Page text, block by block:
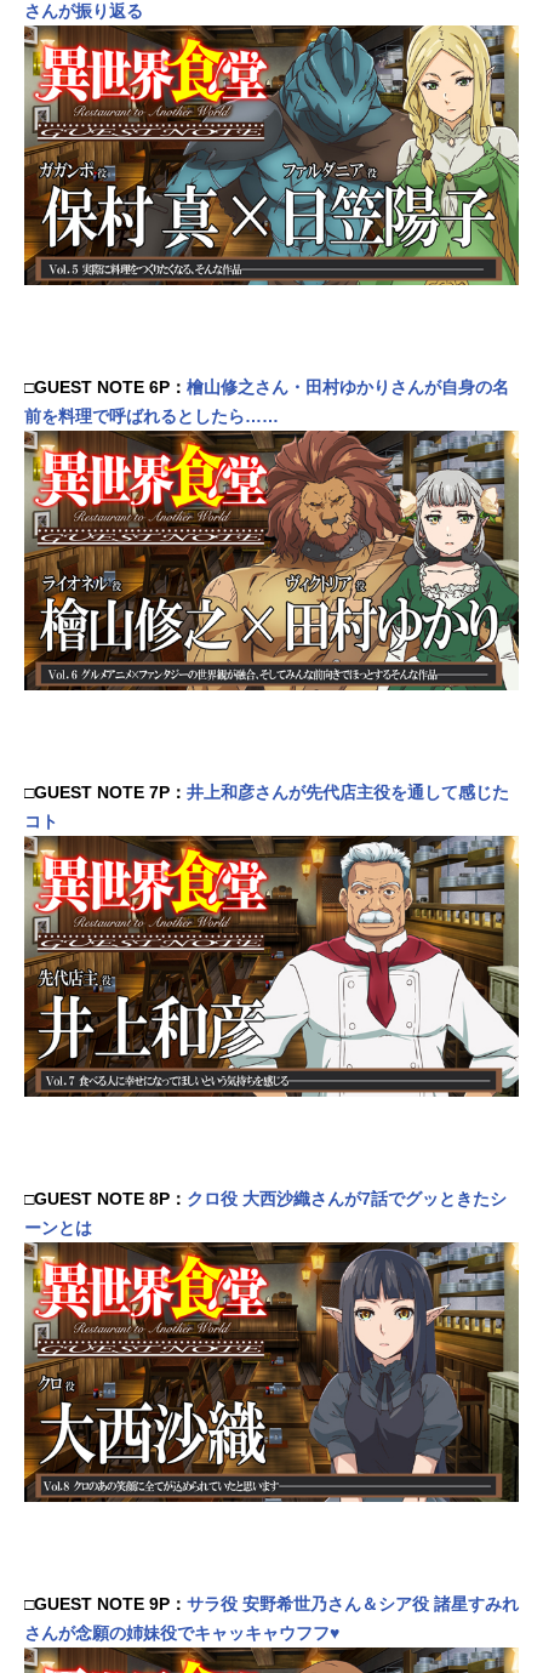
さんが振り返る
□GUEST NOTE 6P： 檜山修之さん・田村ゆかりさんが自身の名
前を料理で呼ばれるとしたら……
□GUEST NOTE 7P： 井上和彦さんが先代店主役を通して感じた
コト
□GUEST NOTE 8P： クロ役 大西沙織さんが7話でグッときたシ
ーンとは
□GUEST NOTE 9P： サラ役 安野希世乃さん＆シア役 諸星すみれ
さんが念願の姉妹役でキャッキャウフフ♥